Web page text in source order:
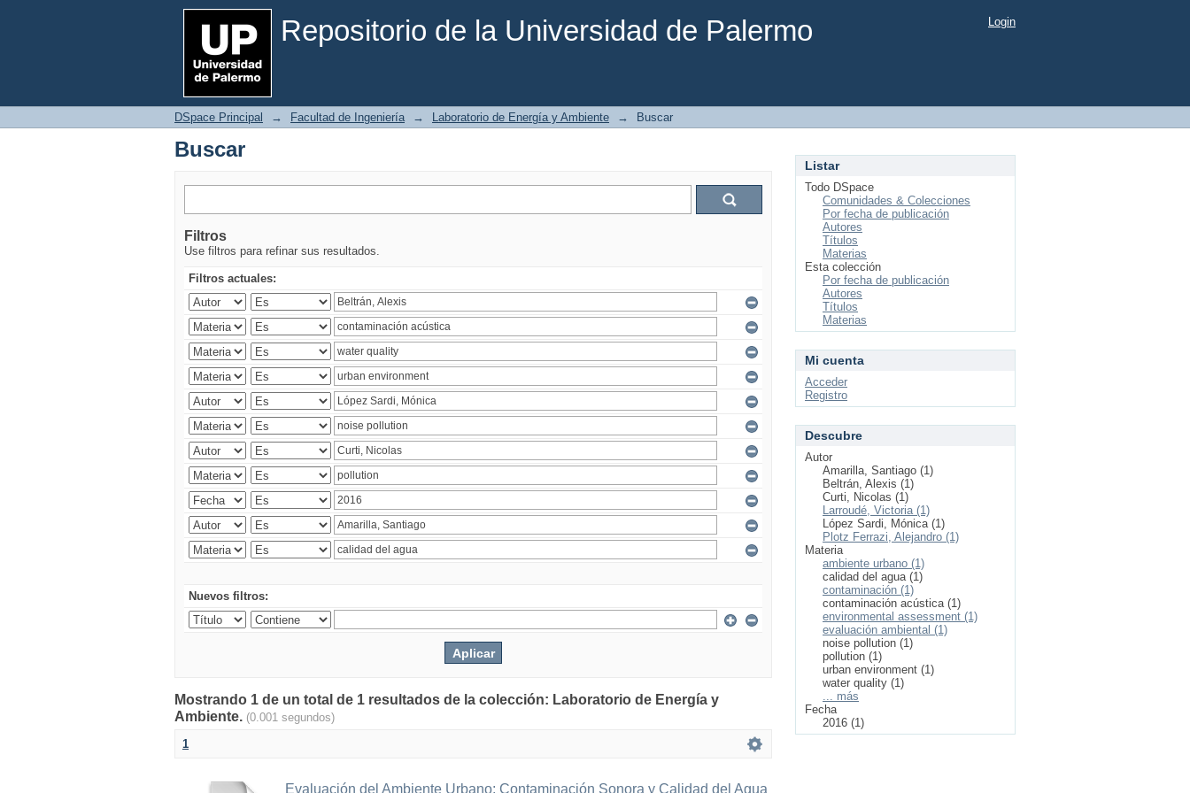
Repositorio de la Universidad de Palermo
Buscar Login
DSpace Principal → Facultad de Ingeniería → Laboratorio de Energía y Ambiente → Buscar
Buscar
Filtros
Use filtros para refinar sus resultados.
Filtros actuales:
Nuevos filtros:
Mostrando 1 de un total de 1 resultados de la colección: Laboratorio de Energía y
Ambiente. (0.001 segundos)
1
Evaluación del Ambiente Urbano: Contaminación Sonora y Calidad del Agua
Listar
Todo DSpace
Comunidades & Colecciones
Por fecha de publicación
Autores
Títulos
Materias
Esta colección
Por fecha de publicación
Autores
Títulos
Materias
Mi cuenta
Acceder
Registro
Descubre
Autor
Amarilla, Santiago (1)
Beltrán, Alexis (1)
Curti, Nicolas (1)
Larroudé, Victoria (1)
López Sardi, Mónica (1)
Plotz Ferrazi, Alejandro (1)
Materia
ambiente urbano (1)
calidad del agua (1)
contaminación (1)
contaminación acústica (1)
environmental assessment (1)
evaluación ambiental (1)
noise pollution (1)
pollution (1)
urban environment (1)
water quality (1)
... más
Fecha
2016 (1)